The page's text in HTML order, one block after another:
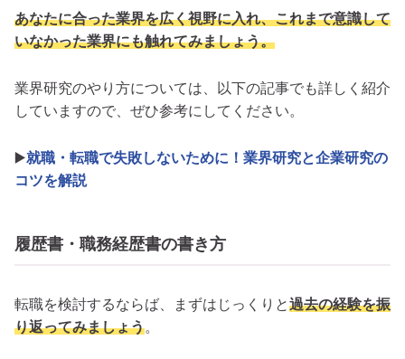
あなたに合った業界を広く視野に入れ、これまで意識して
いなかった業界にも触れてみましょう。
業界研究のやり方については、以下の記事でも詳しく紹介
していますので、ぜひ参考にしてください。
▶️就職・転職で失敗しないために！業界研究と企業研究の
コツを解説
履歴書・職務経歴書の書き方
転職を検討するならば、まずはじっくりと過去の経験を振
り返ってみましょう。